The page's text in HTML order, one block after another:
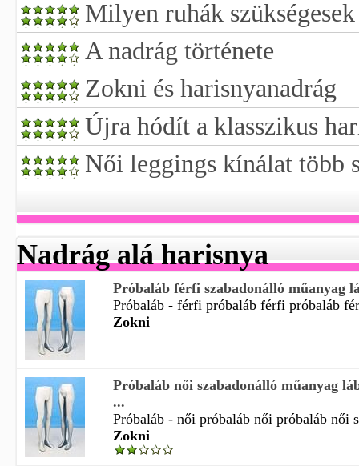
Milyen ruhák
A nadrág története
Zokni és harisnyanadrág
Újra hódít a klasszikus
Női leggings kínálat több
Nadrág alá harisnya
Próbaláb férfi szabadonálló műanyag
Próbaláb - férfi próbaláb férfi próbaláb
Zokni
Próbaláb női szabadonálló műanyag
...
Próbaláb - női próbaláb női próbaláb női
Zokni